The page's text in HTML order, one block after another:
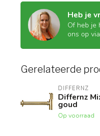
Heb je
Of heb je
ons op via
Gerelateerde
DIFFERNZ
Differnz
goud
Op voorraad